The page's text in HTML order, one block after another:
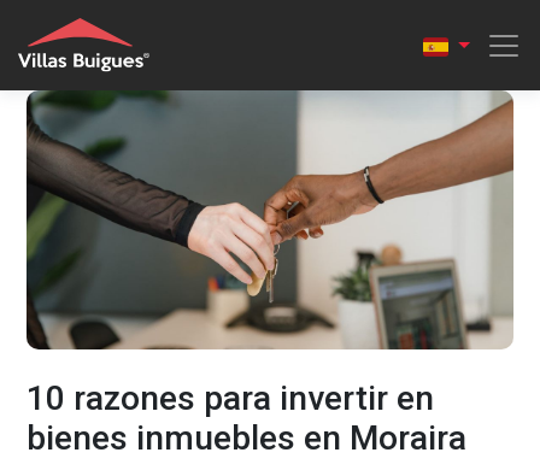
10 razones para invertir en
bienes inmuebles en Moraira